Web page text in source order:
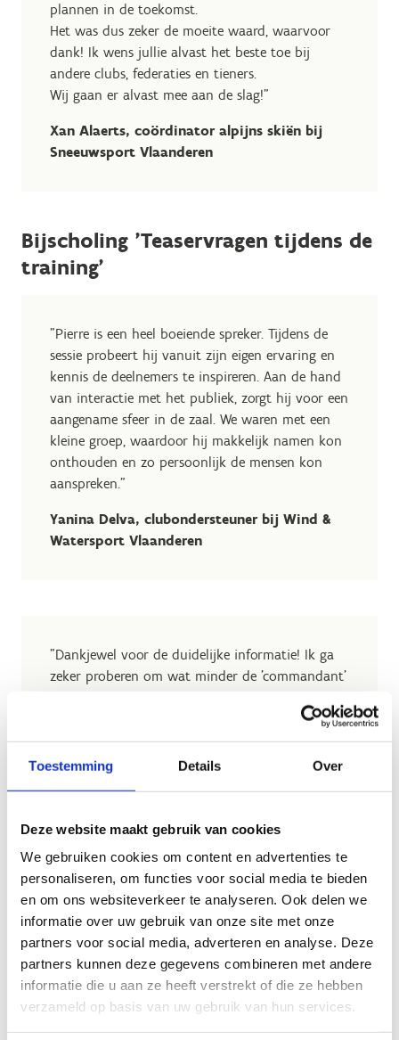
Toestemming Details Over
Deze website maakt gebruik van cookies
We gebruiken cookies om content en advertenties te
personaliseren, om functies voor social media te bieden
en om ons websiteverkeer te analyseren. Ook delen we
informatie over uw gebruik van onze site met onze
partners voor social media, adverteren en analyse. Deze
partners kunnen deze gegevens combineren met andere
informatie die u aan ze heeft verstrekt of die ze hebben
verzameld op basis van uw gebruik van hun services.
plannen in de toekomst.
Het was dus zeker de moeite waard, waarvoor
dank! Ik wens jullie alvast het beste toe bij
andere clubs, federaties en tieners.
Wij gaan er alvast mee aan de slag!"
Xan Alaerts, coördinator alpijns skiën bij
Sneeuwsport Vlaanderen
Bijscholing 'Teaservragen tijdens de
training'
"Pierre is een heel boeiende spreker. Tijdens de
sessie probeert hij vanuit zijn eigen ervaring en
kennis de deelnemers te inspireren. Aan de hand
van interactie met het publiek, zorgt hij voor een
aangename sfeer in de zaal. We waren met een
kleine groep, waardoor hij makkelijk namen kon
onthouden en zo persoonlijk de mensen kon
aanspreken."
Yanina Delva, clubondersteuner bij Wind &
Watersport Vlaanderen
"Dankjewel voor de duidelijke informatie! Ik ga
zeker proberen om wat minder de 'commandant'
"Hetgeen dat ik het meest zal meenemen is om
een open communicatie te houden met de leden
en de kinderen en hier zoveel mogelijk op in te
spelen over hoe ze hier zelf over denken."
Amber Van de Putte van sportclub Yukio
tani Aalst